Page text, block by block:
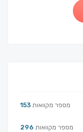
153 מספר מקוואות
296 מספר מקוואות